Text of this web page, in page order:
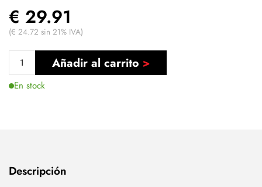
€ 29.91
(€ 24.72 sin 21% IVA)
Añadir al carrito
En stock
Descripción